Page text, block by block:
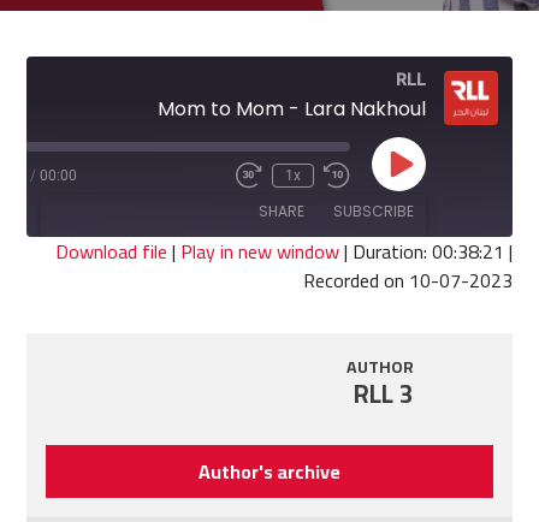
RLL
Mom to Mom - Lara Nakhoul
Play
Episode
Rewind
10
Seconds
1x
Fast
seconds
00:00
/
SUBSCRIBE
SHARE
SHARE
Download file| Play in new window| Duration: 00:38:21 |
Recorded on 10-07-2023
AUTHOR
RLL 3
Author's archive